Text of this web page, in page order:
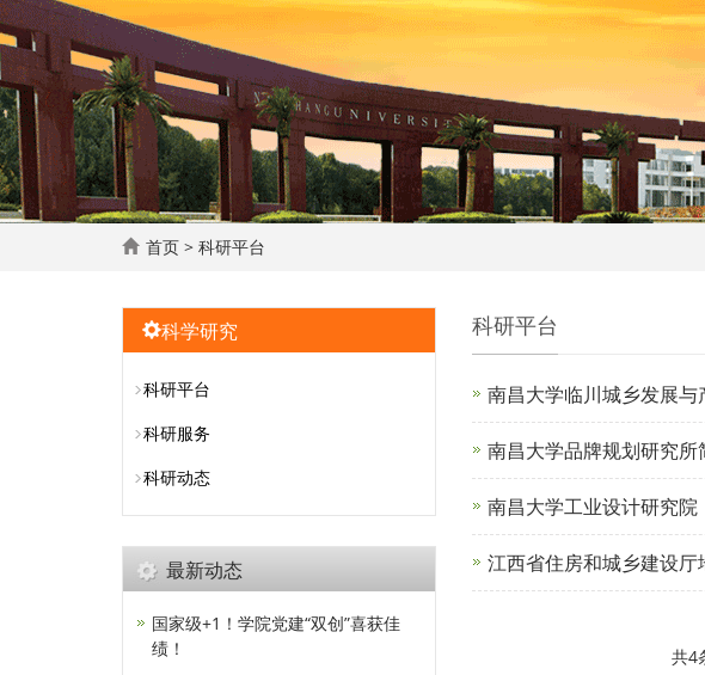
首页 > 科研平台
科研平台
南昌大学临川城乡发展
南昌大学品牌规划研究所
南昌大学工业设计研究院
江西省住房和城乡建设厅
共4
科学研究
科研平台
科研服务
科研动态
最新动态
国家级+1！学院党建“双创”喜获佳
绩！